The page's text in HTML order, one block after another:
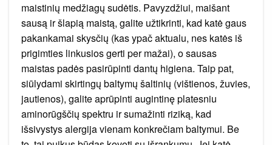
maistinių medžiagų sudėtis. Pavyzdžiui, maišant
sausą ir šlapią maistą, galite užtikrinti, kad katė gaus
pakankamai skysčių (kas ypač aktualu, nes katės iš
prigimties linkusios gerti per mažai), o sausas
maistas padės pasirūpinti dantų higiena. Taip pat,
siūlydami skirtingų baltymų šaltinių (vištienos, žuvies,
jautienos), galite aprūpinti augintinę platesniu
aminorūgščių spektru ir sumažinti riziką, kad
išsivystys alergija vienam konkrečiam baltymui. Be